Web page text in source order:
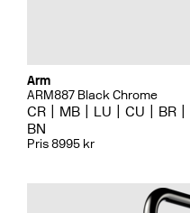
Arm
ARM887 Black Chrome
CR MB LU CU BR
BN
Pris 8995 kr